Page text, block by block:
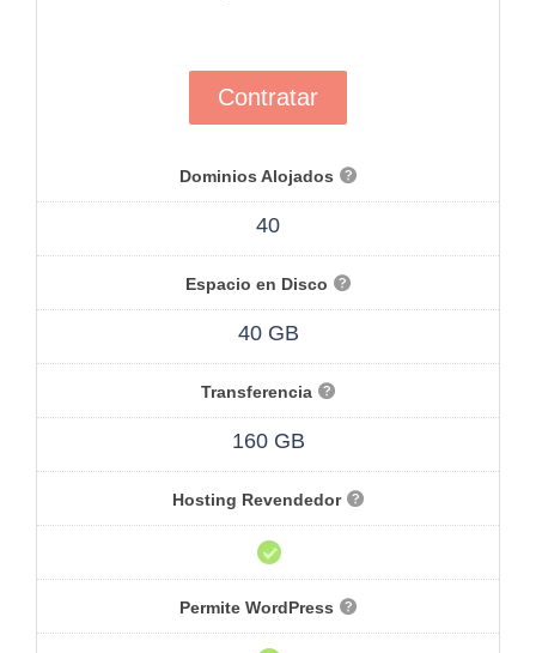
Contratar
Dominios Alojados
40
Espacio en Disco
40 GB
Transferencia
160 GB
Hosting Revendedor
Permite WordPress